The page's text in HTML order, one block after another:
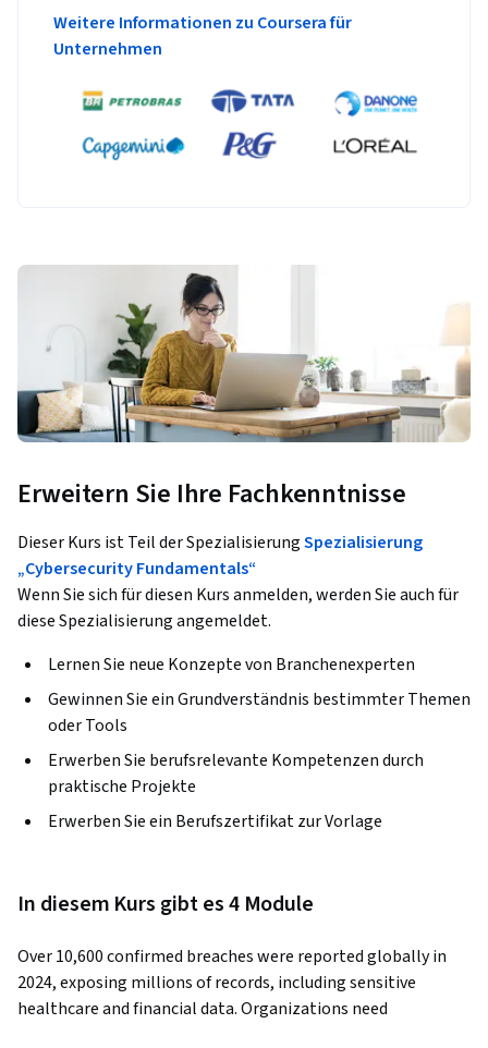
Weitere Informationen zu Coursera für
Unternehmen
Erweitern Sie Ihre Fachkenntnisse
Dieser Kurs ist Teil der SpezialisierungSpezialisierung
„Cybersecurity Fundamentals“
Wenn Sie sich für diesen Kurs anmelden, werden Sie auch für
diese Spezialisierung angemeldet.
Lernen Sie neue Konzepte von Branchenexperten
Gewinnen Sie ein Grundverständnis bestimmter Themen
oder Tools
Erwerben Sie berufsrelevante Kompetenzen durch
praktische Projekte
Erwerben Sie ein Berufszertifikat zur Vorlage
In diesem Kurs gibt es 4 Module
Over 10,600 confirmed breaches were reported globally in
2024, exposing millions of records, including sensitive
healthcare and financial data. Organizations need